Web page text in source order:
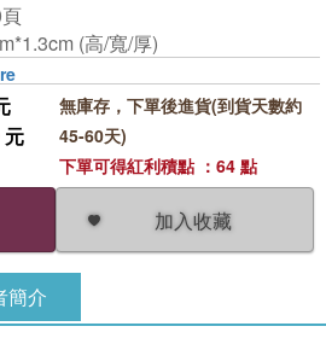
(高/寬/厚)
元
加入收藏
無庫存，下單後進貨(到貨天數約
45-60天)
下單可得紅利積點 ：64 點
簡介